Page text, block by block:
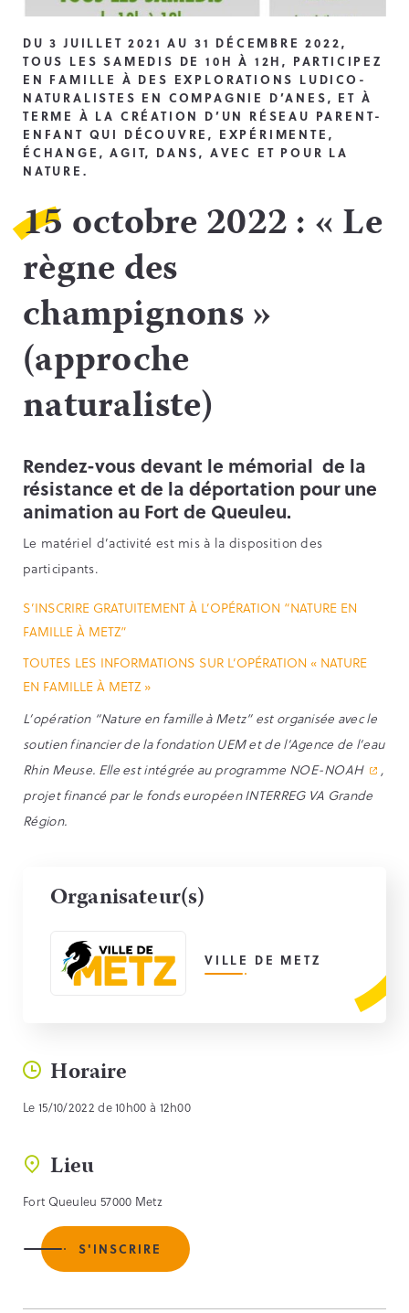
DU 3 JUILLET 2021 AU 31 DÉCEMBRE 2022,
TOUS LES SAMEDIS DE 10H À 12H, PARTICIPEZ
EN FAMILLE À DES EXPLORATIONS LUDICO-
NATURALISTES EN COMPAGNIE D’ANES, ET À
TERME À LA CRÉATION D’UN RÉSEAU PARENT-
ENFANT QUI DÉCOUVRE, EXPÉRIMENTE,
ÉCHANGE, AGIT, DANS, AVEC ET POUR LA
NATURE.
15 octobre 2022 : « Le
règne des
champignons »
(approche
naturaliste)
Rendez-vous devant le mémorial de la
résistance et de la déportation pour une
animation au Fort de Queuleu.
Le matériel d’activité est mis à la disposition des
participants.
S’INSCRIRE GRATUITEMENT À L’OPÉRATION “NATURE EN
FAMILLE À METZ”
TOUTES LES INFORMATIONS SUR L’OPÉRATION « NATURE
EN FAMILLE À METZ »
L’opération “Nature en famille à Metz” est organisée avec le
soutien financier de la fondation UEM et de l’Agence de l’eau
Rhin Meuse. Elle est intégrée auprogramme NOE-NOAH
,
projet financé par le fonds européen INTERREG VA Grande
Région.
Organisateur(s)
VILLE DE METZ
Horaire
Le 15/10/2022 de 10h00 à 12h00
Lieu
Fort Queuleu 57000 Metz
S'INSCRIRE